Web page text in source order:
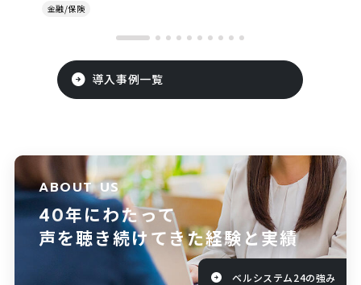
金融/保険
導入事例一覧
ABOUT US
40年にわたって
声を聴き続けてきた経験と実績
ベルシステム24の強み